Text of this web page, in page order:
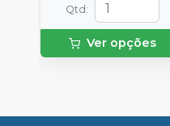
Qtd :
Ver opções